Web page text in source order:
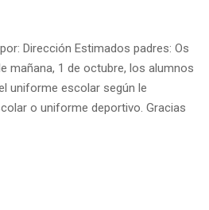
Dirección Estimados padres: Os
mañana, 1 de octubre, los alumnos
uniforme escolar según le
o uniforme deportivo. Gracias